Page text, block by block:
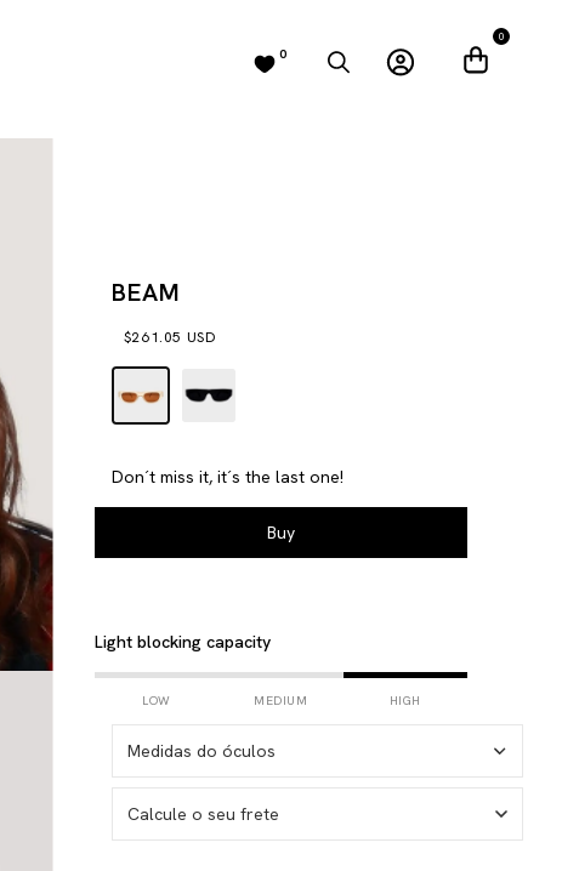
0
0
BEAM
$261.05 USD
Don´t miss it, it´s the last one!
Light blocking capacity
LOW MEDIUM HIGH
Medidas do óculos
Calcule o seu frete